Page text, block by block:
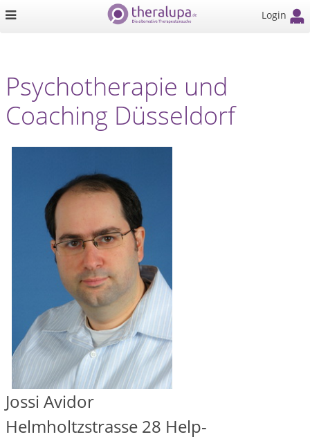
Login
Psychotherapie und
Coaching Düsseldorf
Jossi Avidor
Helmholtzstrasse 28 Help-